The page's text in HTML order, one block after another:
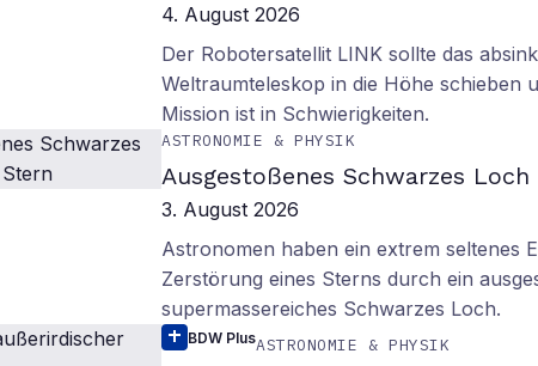
4. August 2026
Der Robotersatellit LINK sollte das
Weltraumteleskop in die Höhe schieben
Mission ist in Schwierigkeiten.
ASTRONOMIE & PHYSIK
Ausgestoßenes Schwarzes
3. August 2026
Astronomen haben ein extrem seltenes
Zerstörung eines Sterns durch ein
supermassereiches Schwarzes Loch.
BDW PlusASTRONOMIE & PHYSIK